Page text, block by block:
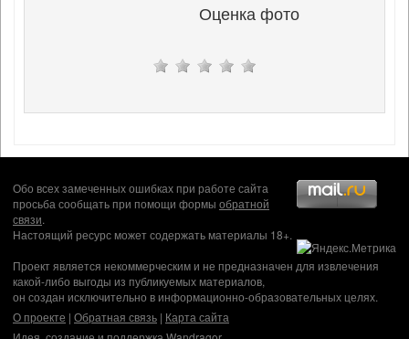
Оценка фото
Обо всех замеченных ошибках при работе сайта
просьба сообщать при помощи формы обратной
связи.
Настоящий ресурс может содержать материалы 18+.
Проект является некоммерческим и не предназначен для извлечения
какой-либо выгоды из публикуемых материалов,
он создан исключительно в информационно-образовательных целях.
О проекте | Обратная связь | Карта сайта